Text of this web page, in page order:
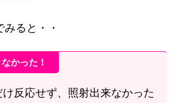
ると・・
かった！
け反応せず、照射出来なかった